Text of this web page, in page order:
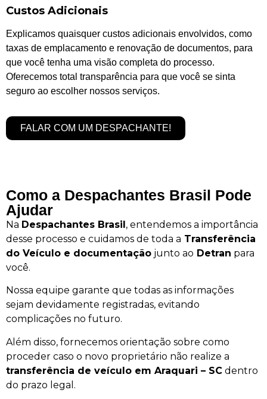
Custos Adicionais
Explicamos quaisquer custos adicionais envolvidos, como
taxas de emplacamento e renovação de documentos, para
que você tenha uma visão completa do processo.
Oferecemos total transparência para que você se sinta
seguro ao escolher nossos serviços.
FALAR COM UM DESPACHANTE!
Como a Despachantes Brasil Pode
Ajudar
Na Despachantes Brasil, entendemos a importância
desse processo e cuidamos de toda a Transferência
do Veículo e documentação junto ao Detran para
você.
Nossa equipe garante que todas as informações
sejam devidamente registradas, evitando
complicações no futuro.
Além disso, fornecemos orientação sobre como
proceder caso o novo proprietário não realize a
transferência de veículo em Araquari – SC dentro
do prazo legal.